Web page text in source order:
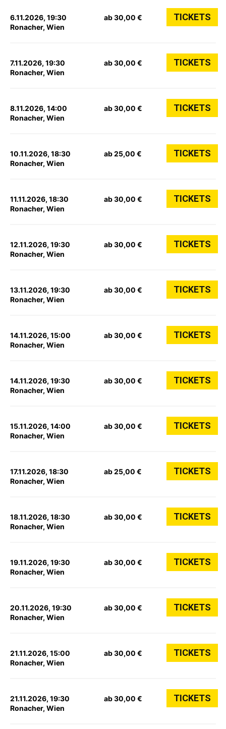
6.11.2026, 19:30
Ronacher, Wien
ab 30,00 € TICKETS
7.11.2026, 19:30
Ronacher, Wien
ab 30,00 € TICKETS
8.11.2026, 14:00
Ronacher, Wien
ab 30,00 € TICKETS
10.11.2026, 18:30
Ronacher, Wien
ab 25,00 € TICKETS
11.11.2026, 18:30
Ronacher, Wien
ab 30,00 € TICKETS
12.11.2026, 19:30
Ronacher, Wien
ab 30,00 € TICKETS
13.11.2026, 19:30
Ronacher, Wien
ab 30,00 € TICKETS
14.11.2026, 15:00
Ronacher, Wien
ab 30,00 € TICKETS
14.11.2026, 19:30
Ronacher, Wien
ab 30,00 € TICKETS
15.11.2026, 14:00
Ronacher, Wien
ab 30,00 € TICKETS
17.11.2026, 18:30
Ronacher, Wien
ab 25,00 € TICKETS
18.11.2026, 18:30
Ronacher, Wien
ab 30,00 € TICKETS
19.11.2026, 19:30
Ronacher, Wien
ab 30,00 € TICKETS
20.11.2026, 19:30
Ronacher, Wien
ab 30,00 € TICKETS
21.11.2026, 15:00
Ronacher, Wien
ab 30,00 € TICKETS
21.11.2026, 19:30
Ronacher, Wien
ab 30,00 € TICKETS